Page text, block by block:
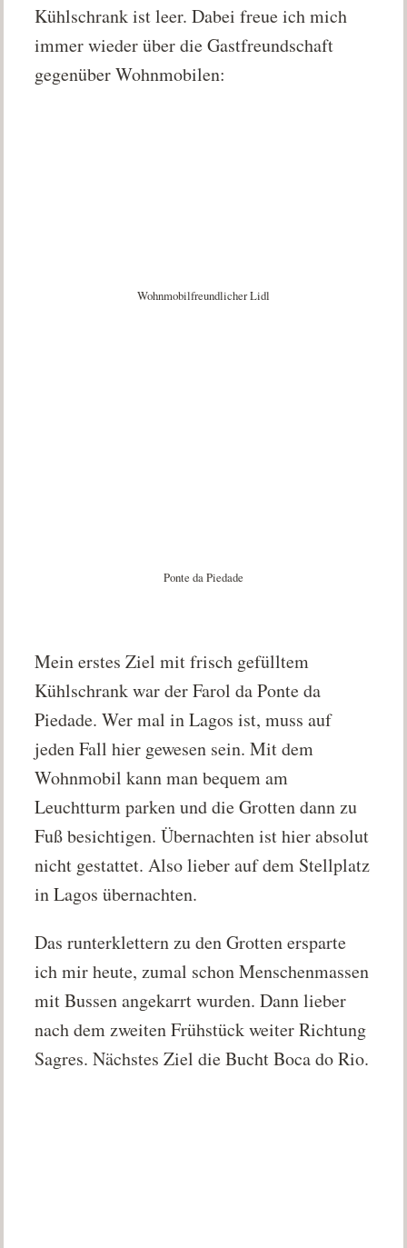
Kühlschrank ist leer. Dabei freue ich mich
immer wieder über die Gastfreundschaft
gegenüber Wohnmobilen:
Wohnmobilfreundlicher Lidl
Ponte da Piedade
Mein erstes Ziel mit frisch gefülltem
Kühlschrank war der Farol da Ponte da
Piedade. Wer mal in Lagos ist, muss auf
jeden Fall hier gewesen sein. Mit dem
Wohnmobil kann man bequem am
Leuchtturm parken und die Grotten dann zu
Fuß besichtigen. Übernachten ist hier absolut
nicht gestattet. Also lieber auf dem Stellplatz
in Lagos übernachten.
Das runterklettern zu den Grotten ersparte
ich mir heute, zumal schon Menschenmassen
mit Bussen angekarrt wurden. Dann lieber
nach dem zweiten Frühstück weiter Richtung
Sagres. Nächstes Ziel die Bucht Boca do Rio.